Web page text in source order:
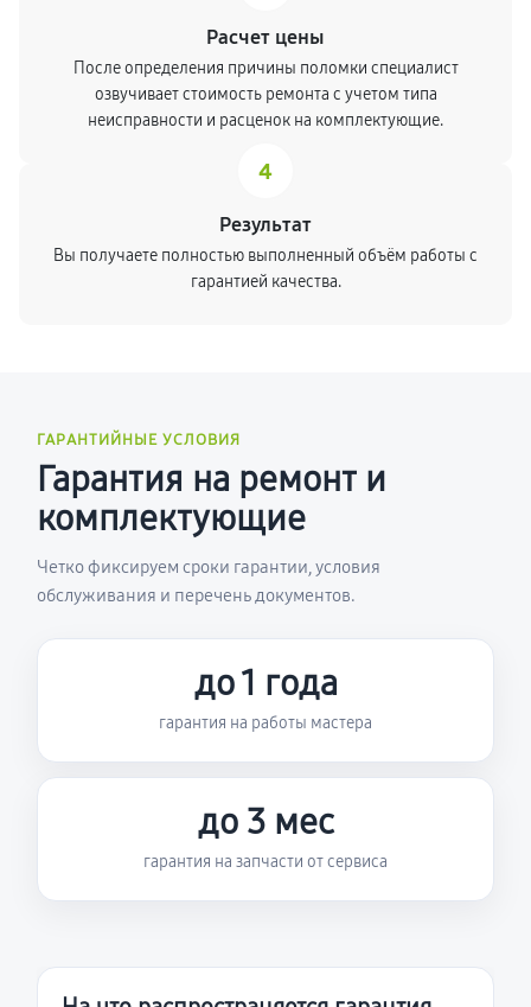
Расчет цены
После определения причины поломки специалист
озвучивает стоимость ремонта с учетом типа
неисправности и расценок на комплектующие.
4
Результат
Вы получаете полностью выполненный объём работы с
гарантией качества.
ГАРАНТИЙНЫЕ УСЛОВИЯ
Гарантия на ремонт и
комплектующие
Четко фиксируем сроки гарантии, условия
обслуживания и перечень документов.
до 1 года
гарантия на работы мастера
до 3 мес
гарантия на запчасти от сервиса